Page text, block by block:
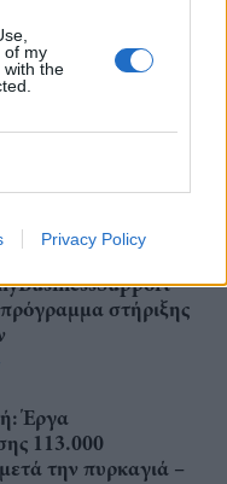
of my
with the
Privacy Policy
204,6 εκατ. ευρώ
Πρόγραμμα
την ανάπλαση
πρόγραμμα στήριξης
Έργα
113.000
την πυρκαγιά –